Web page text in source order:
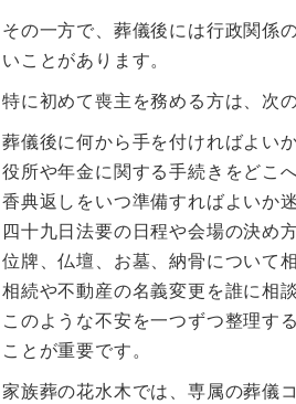
その一方で、葬儀後には行政関係
いことがあります。
特に初めて喪主を務める方は、次
葬儀後に何から手を付ければよい
役所や年金に関する手続きをどこ
香典返しをいつ準備すればよいか
四十九日法要の日程や会場の決め
位牌、仏壇、お墓、納骨について
相続や不動産の名義変更を誰に相
このような不安を一つずつ整理す
ことが重要です。
家族葬の花水木では、専属の葬儀